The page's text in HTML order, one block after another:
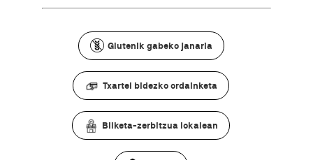
Glutenik gabeko janaria
Txartel bidezko ordainketa
Bilketa-zerbitzua lokalean